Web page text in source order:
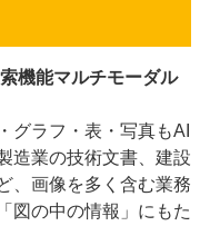
機能マルチモーダル
グラフ・表・写真もAI
造業の技術文書、建設
、画像を多く含む業務
図の中の情報」にもた